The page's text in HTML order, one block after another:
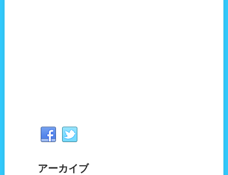
アーカイブ